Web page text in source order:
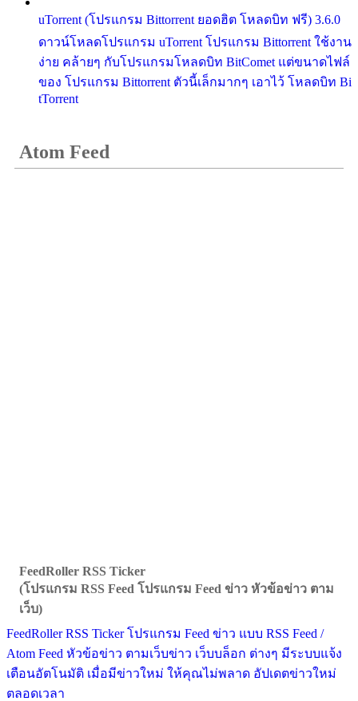
uTorrent (โปรแกรม Bittorrent ยอดฮิต โหลดบิท ฟรี) 3.6.0
ดาวน์โหลดโปรแกรม uTorrent โปรแกรม Bittorrent ใช้งาน
ง่าย คล้ายๆ กับโปรแกรมโหลดบิท BitComet แต่ขนาดไฟล์
ของ โปรแกรม Bittorrent ตัวนี้เล็กมากๆ เอาไว้ โหลดบิท Bi
tTorrent
Atom Feed
FeedRoller RSS Ticker
(โปรแกรม RSS Feed โปรแกรม Feed ข่าว หัวข้อข่าว ตาม
เว็บ)
FeedRoller RSS Ticker โปรแกรม Feed ข่าว แบบ RSS Feed /
Atom Feed หัวข้อข่าว ตามเว็บข่าว เว็บบล็อก ต่างๆ มีระบบแจ้ง
เตือนอัตโนมัติ เมื่อมีข่าวใหม่ ให้คุณไม่พลาด อัปเดตข่าวใหม่
ตลอดเวลา